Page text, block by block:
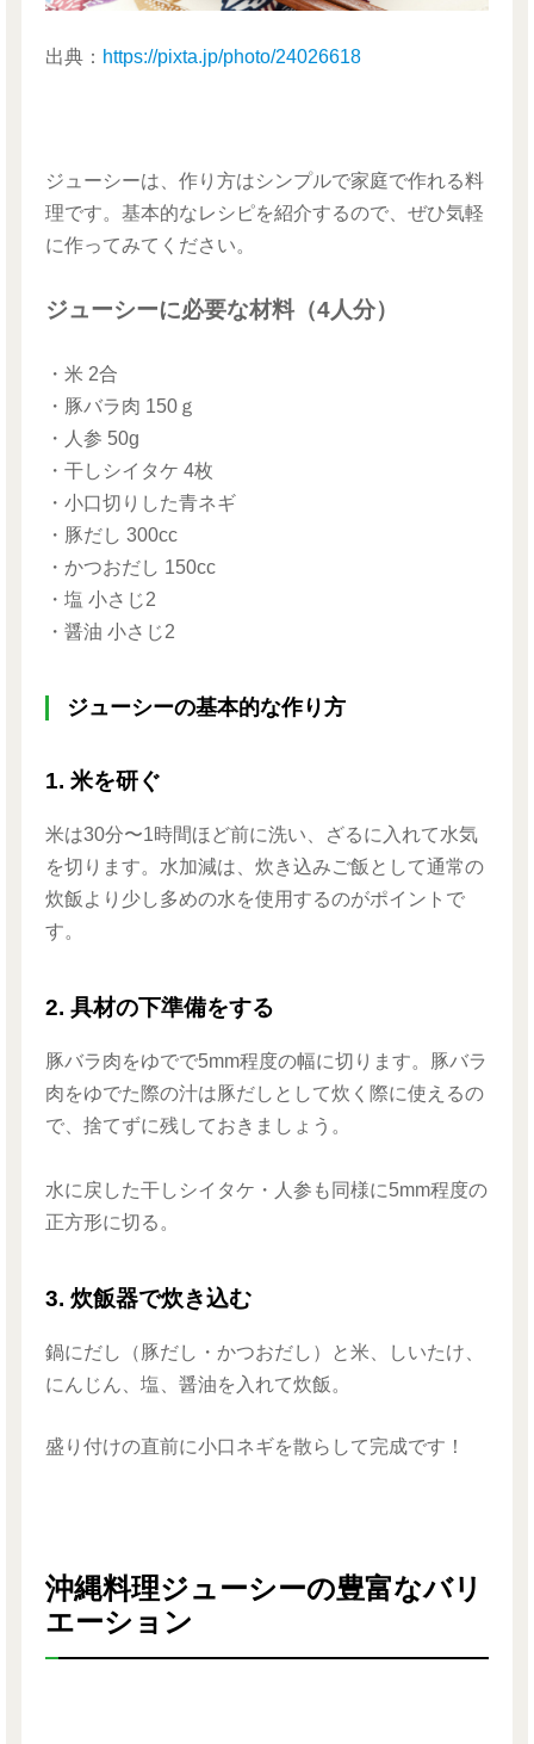
出典： https://pixta.jp/photo/24026618
ジューシーは、作り方はシンプルで家庭で作れる料
理です。基本的なレシピを紹介するので、ぜひ気軽
に作ってみてください。
ジューシーに必要な材料（4人分）
・米 2合
・豚バラ肉 150ｇ
・人参 50g
・干しシイタケ 4枚
・小口切りした青ネギ
・豚だし 300cc
・かつおだし 150cc
・塩 小さじ2
・醤油 小さじ2
ジューシーの基本的な作り方
1. 米を研ぐ
米は30分〜1時間ほど前に洗い、ざるに入れて水気
を切ります。水加減は、炊き込みご飯として通常の
炊飯より少し多めの水を使用するのがポイントで
す。
2. 具材の下準備をする
豚バラ肉をゆでで5mm程度の幅に切ります。豚バラ
肉をゆでた際の汁は豚だしとして炊く際に使えるの
で、捨てずに残しておきましょう。
水に戻した干しシイタケ・人参も同様に5mm程度の
正方形に切る。
3. 炊飯器で炊き込む
鍋にだし（豚だし・かつおだし）と米、しいたけ、
にんじん、塩、醤油を入れて炊飯。
盛り付けの直前に小口ネギを散らして完成です！
沖縄料理ジューシーの豊富なバリ
エーション